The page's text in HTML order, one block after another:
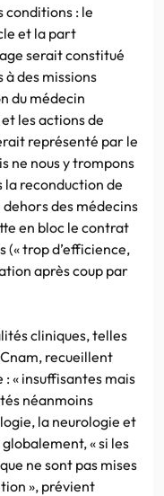
conditions : le
et la part
serait constitué
des missions
du médecin
les actions de
représenté par le
ne nous y trompons
la reconduction de
des médecins
en bloc le contrat
(« trop d’efficience,
après coup par
cliniques, telles
recueillent
« insuffisantes mais
néanmoins
la neurologie et
« si les
ne sont pas mises
», prévient